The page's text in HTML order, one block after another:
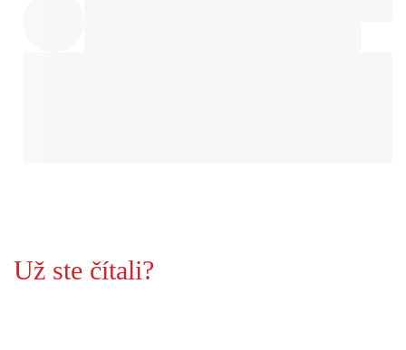
Už ste čítali?